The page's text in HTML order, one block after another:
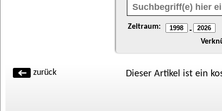
Zeitraum: -
zurück Dieser Artikel ist ein